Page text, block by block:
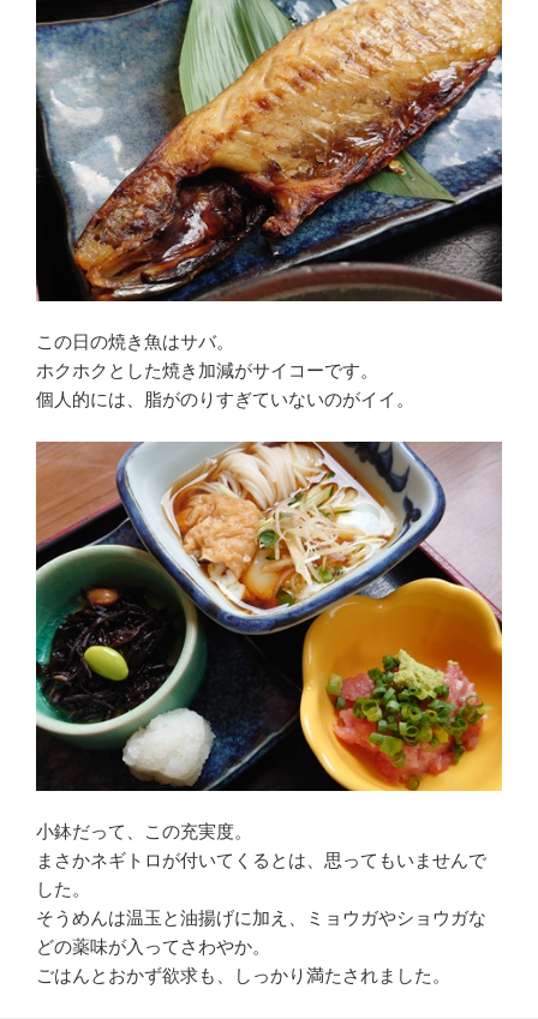
この日の焼き魚はサバ。
ホクホクとした焼き加減がサイコーです。
個人的には、脂がのりすぎていないのがイイ。
小鉢だって、この充実度。
まさかネギトロが付いてくるとは、思ってもいませんで
した。
そうめんは温玉と油揚げに加え、ミョウガやショウガな
どの薬味が入ってさわやか。
ごはんとおかず欲求も、しっかり満たされました。